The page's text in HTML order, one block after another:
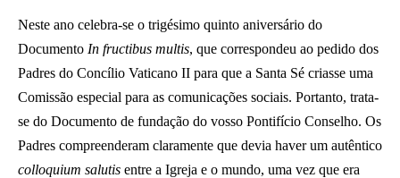
Neste ano celebra-se o trigésimo quinto aniversário do
Documento In fructibus multis, que correspondeu ao pedido dos
Padres do Concílio Vaticano II para que a Santa Sé criasse uma
Comissão especial para as comunicações sociais. Portanto, trata-
se do Documento de fundação do vosso Pontifício Conselho. Os
Padres compreenderam claramente que devia haver um autêntico
colloquium salutis entre a Igreja e o mundo, uma vez que era